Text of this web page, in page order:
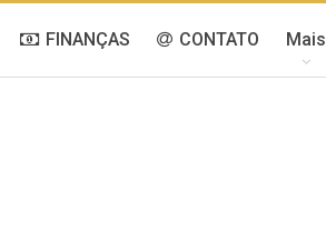
FINANÇAS CONTATO Mais